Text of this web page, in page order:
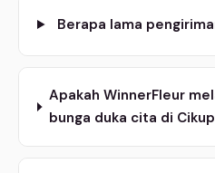
Berapa lama
Apakah WinnerFleur
bunga duka cita di